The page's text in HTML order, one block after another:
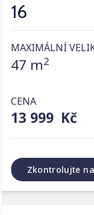
16
MAXIMÁLNÍ
47 m2
CENA
13 999 Kč
Zkontrolujte